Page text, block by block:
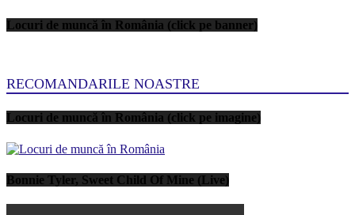
Locuri de muncă în România (click pe banner)
RECOMANDARILE NOASTRE
Locuri de muncă în România (click pe imagine)
Bonnie Tyler, Sweet Child Of Mine (Live)